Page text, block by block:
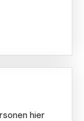
hier